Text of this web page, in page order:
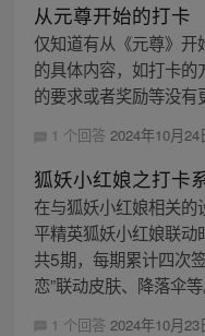
从元尊开始的打卡
仅知道有从《元尊》
的具体内容，如打卡
的要求或者奖励等没有
1 个回答 2024年10月24
狐妖小红娘之打卡
在与狐妖小红娘相关
平精英狐妖小红娘联动
共5期，每期累计四次
恋”联动皮肤、降落伞
1 个回答 2024年10月23